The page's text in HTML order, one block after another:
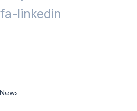
linkedin